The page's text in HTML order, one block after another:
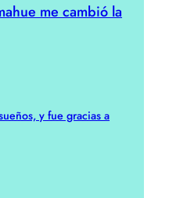
me cambió la
y fue gracias a